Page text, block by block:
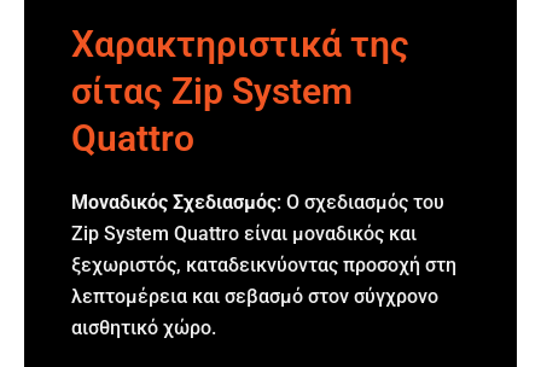
Χαρακτηριστικά της
σίτας Zip System
Quattro
Μοναδικός Σχεδιασμός: Ο σχεδιασμός του
Zip System Quattro είναι μοναδικός και
ξεχωριστός, καταδεικνύοντας προσοχή στη
λεπτομέρεια και σεβασμό στον σύγχρονο
αισθητικό χώρο.